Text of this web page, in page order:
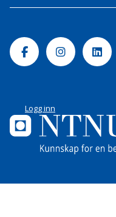
FacebookInstagram
Logg inn